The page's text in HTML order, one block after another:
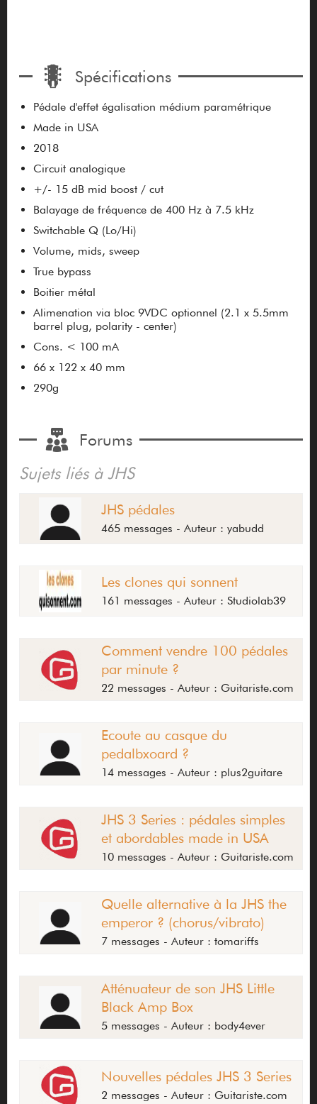
Spécifications
Pédale d'effet égalisation médium paramétrique
Made in USA
2018
Circuit analogique
+/- 15 dB mid boost / cut
Balayage de fréquence de 400 Hz à 7.5 kHz
Switchable Q (Lo/Hi)
Volume, mids, sweep
True bypass
Boitier métal
Alimenation via bloc 9VDC optionnel (2.1 x 5.5mm
barrel plug, polarity - center)
Cons. < 100 mA
66 x 122 x 40 mm
290g
Forums
Sujets liés à JHS
JHS pédales
465 messages - Auteur : yabudd
Les clones qui sonnent
161 messages - Auteur : Studiolab39
Comment vendre 100 pédales
par minute ?
22 messages - Auteur : Guitariste.com
Ecoute au casque du
pedalbxoard ?
14 messages - Auteur : plus2guitare
JHS 3 Series : pédales simples
et abordables made in USA
10 messages - Auteur : Guitariste.com
Quelle alternative à la JHS the
emperor ? (chorus/vibrato)
7 messages - Auteur : tomariffs
Atténuateur de son JHS Little
Black Amp Box
5 messages - Auteur : body4ever
Nouvelles pédales JHS 3 Series
2 messages - Auteur : Guitariste.com